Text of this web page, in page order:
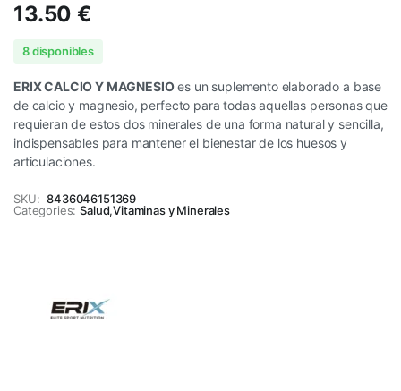
13.50€
8 disponibles
ERIX CALCIO Y MAGNESIOes un suplemento elaborado a base
de calcio y magnesio, perfecto para todas aquellas personas que
requieran de estos dos minerales de una forma natural y sencilla,
indispensables para mantener el bienestar de los huesos y
articulaciones.
SKU: 8436046151369
Categories: Salud,Vitaminas y Minerales